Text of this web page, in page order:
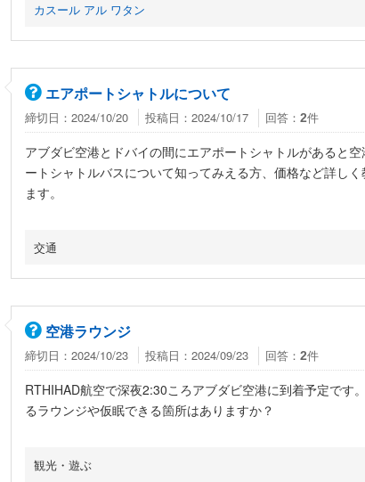
カスール アル ワタン
エアポートシャトルについて
締切日：2024/10/20 投稿日：2024/10/17 回答： 2件
アブダビ空港とドバイの間にエアポートシャトルがあると
ートシャトルバスについて知ってみえる方、価格など詳し
ます。
交通
空港ラウンジ
締切日：2024/10/23 投稿日：2024/09/23 回答： 2件
RTHIHAD航空で深夜2:30ころアブダビ空港に到着予定です
るラウンジや仮眠できる箇所はありますか？
観光・遊ぶ